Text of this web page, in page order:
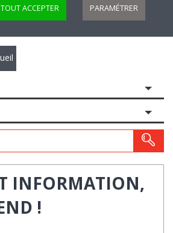
TOUT ACCEPTER PARAMÉTRER
INFORMATION,
!